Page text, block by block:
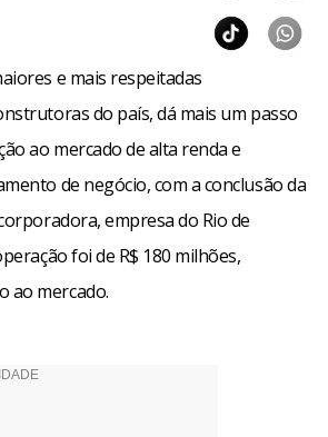
e mais respeitadas
do país, dá mais um passo
ao mercado de alta renda e
de negócio, com a conclusão da
empresa do Rio de
foi de R$ 180 milhões,
ao mercado.